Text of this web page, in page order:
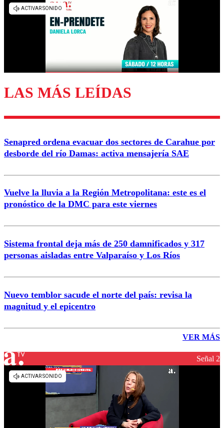
diálogo respetuoso.
Enviar comentario
LAS MÁS LEÍDAS
Senapred ordena evacuar dos sectores de Carahue por
desborde del río Damas: activa mensajería SAE
Vuelve la lluvia a la Región Metropolitana: este es el
pronóstico de la DMC para este viernes
Sistema frontal deja más de 250 damnificados y 317
personas aisladas entre Valparaíso y Los Ríos
Nuevo temblor sacude el norte del país: revisa la
magnitud y el epicentro
VER MÁS
Señal 2